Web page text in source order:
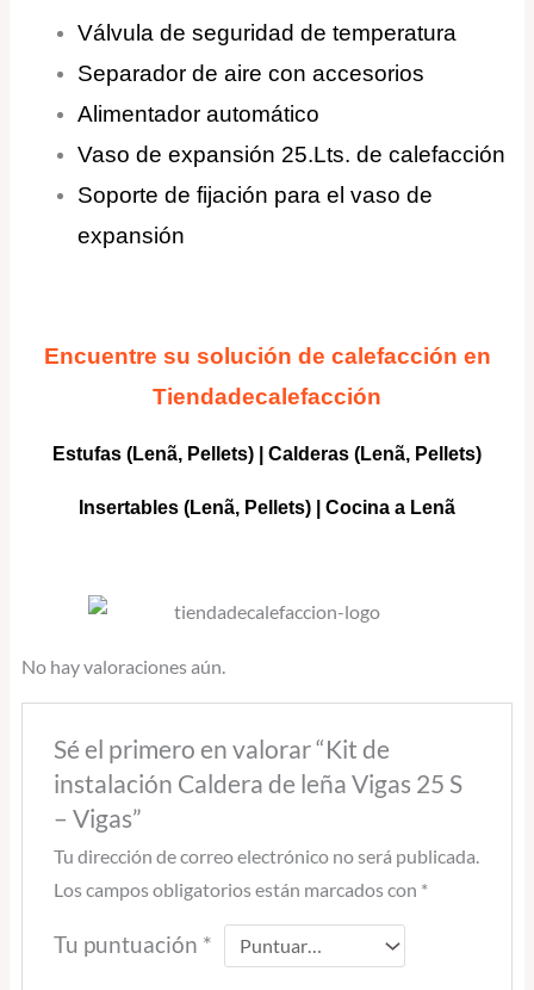
Válvula de seguridad de temperatura
Separador de aire con accesorios
Alimentador automático
Vaso de expansión 25.Lts. de calefacción
Soporte de fijación para el vaso de
expansión
Encuentre su solución de calefacción en
Tiendadecalefacción
Estufas (Lenã, Pellets) Calderas (Lenã, Pellets)
Insertables (Lenã, Pellets) | Cocina a Lenã
No hay valoraciones aún.
Sé el primero en valorar “Kit de
instalación Caldera de leña Vigas 25 S
– Vigas”
Tu dirección de correo electrónico no será publicada.
Los campos obligatorios están marcados con *
Tu puntuación *